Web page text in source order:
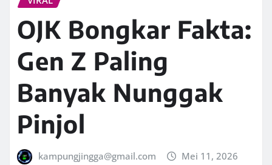
OJK Bongkar Fakta:
Gen Z Paling
Banyak Nunggak
Pinjol
kampungjingga@gmail.com
Mei 11, 2026